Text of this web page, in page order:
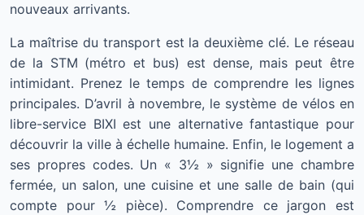
nouveaux arrivants.
La maîtrise du transport est la deuxième clé. Le réseau
de la STM (métro et bus) est dense, mais peut être
intimidant. Prenez le temps de comprendre les lignes
principales. D’avril à novembre, le système de vélos en
libre-service BIXI est une alternative fantastique pour
découvrir la ville à échelle humaine. Enfin, le logement a
ses propres codes. Un « 3½ » signifie une chambre
fermée, un salon, une cuisine et une salle de bain (qui
compte pour ½ pièce). Comprendre ce jargon est